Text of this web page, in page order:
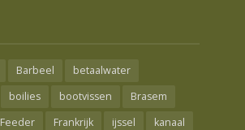
Barbeel
betaalwater
boilies bootvissen
Brasem
Feeder Frankrijk ijssel
kanaal